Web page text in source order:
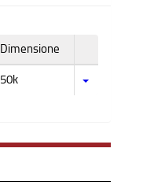
Dimensione
50k